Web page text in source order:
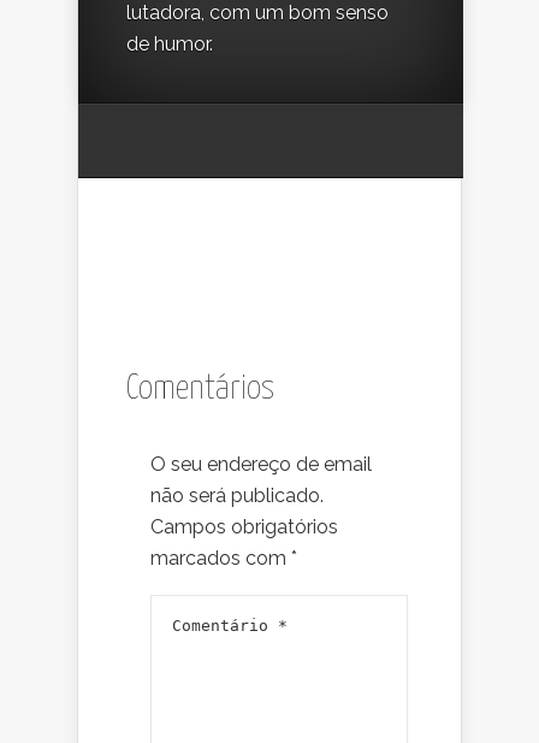
lutadora, com um bom senso
de humor.
Comentários
O seu endereço de email
não será publicado.
Campos obrigatórios
marcados com *